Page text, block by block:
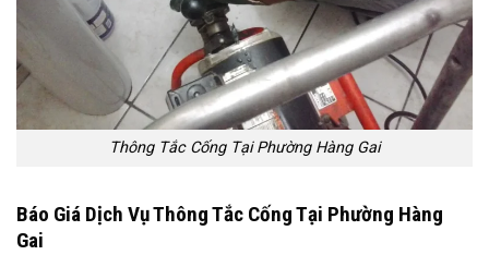
Thông Tắc Cống Tại Phường Hàng Gai
Báo Giá Dịch Vụ Thông Tắc Cống Tại Phường Hàng
Gai